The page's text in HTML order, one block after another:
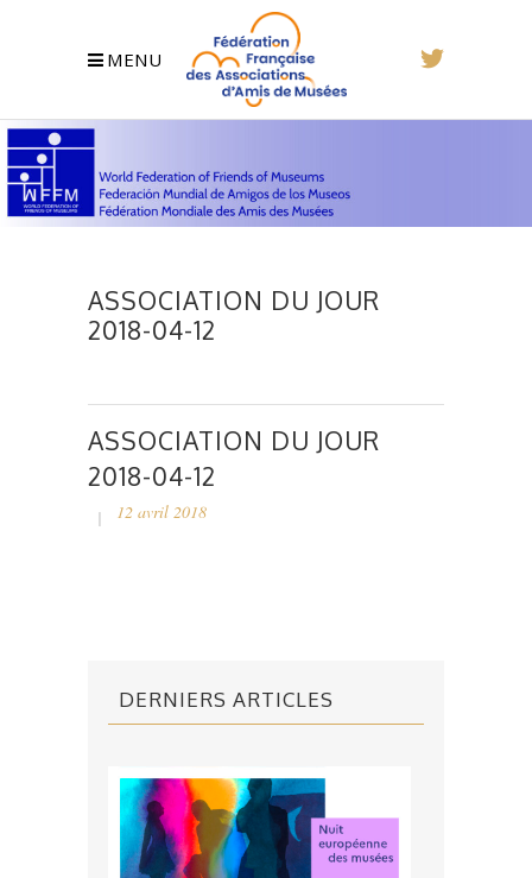
MENU
ASSOCIATION DU JOUR
2018-04-12
ASSOCIATION DU JOUR
2018-04-12
12 avril 2018
DERNIERS ARTICLES